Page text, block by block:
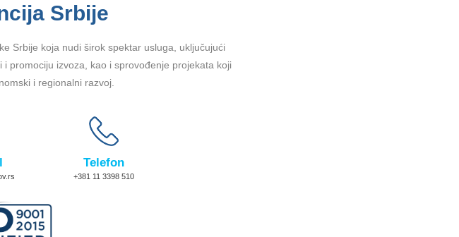
Srbije
Srbije koja nudi širok spektar usluga, uključujući
promociju izvoza, kao i sprovođenje projekata koji
i regionalni razvoj.
Telefon
+381 11 3398 510